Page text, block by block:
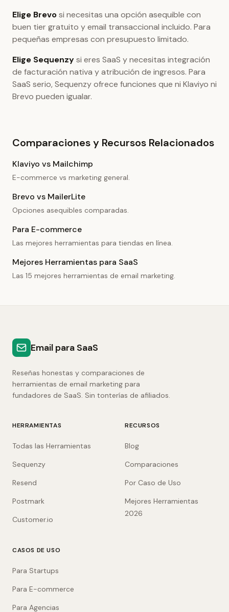
Elige Brevosi necesitas una opción asequible con
buen tier gratuito y email transaccional incluido. Para
pequeñas empresas con presupuesto limitado.
Elige Sequenzysi eres SaaS y necesitas integración
de facturación nativa y atribución de ingresos. Para
SaaS serio, Sequenzy ofrece funciones que ni Klaviyo ni
Brevo pueden igualar.
Comparaciones y Recursos Relacionados
Klaviyo vs Mailchimp
E-commerce vs marketing general.
Brevo vs MailerLite
Opciones asequibles comparadas.
Para E-commerce
Las mejores herramientas para tiendas en línea.
Mejores Herramientas para SaaS
Las 15 mejores herramientas de email marketing.
Email para SaaS
Reseñas honestas y comparaciones de
herramientas de email marketing para
fundadores de SaaS. Sin tonterías de afiliados.
HERRAMIENTAS
Todas las Herramientas
Sequenzy
Resend
Postmark
Customer.io
RECURSOS
Blog
Comparaciones
Por Caso de Uso
Mejores Herramientas
2026
CASOS DE USO
Para Startups
Para E-commerce
Para Agencias